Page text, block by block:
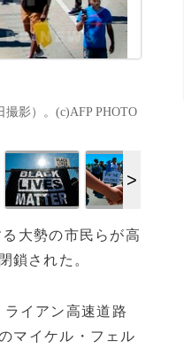
影）。(c)AFP PHOTO
大勢の市民らが高
鎖された。
イアン高速道路
マイケル・フェル